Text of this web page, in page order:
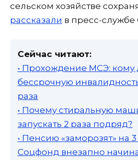
сельском хозяйстве
рассказали в пресс-службе
Сейчас читают:
• Прохождение МСЭ: кому
бессрочную
раза
• Почему стиральную
запускать 2 раза подряд?
• Пенсию «заморозят» на
Соцфонд внезапно